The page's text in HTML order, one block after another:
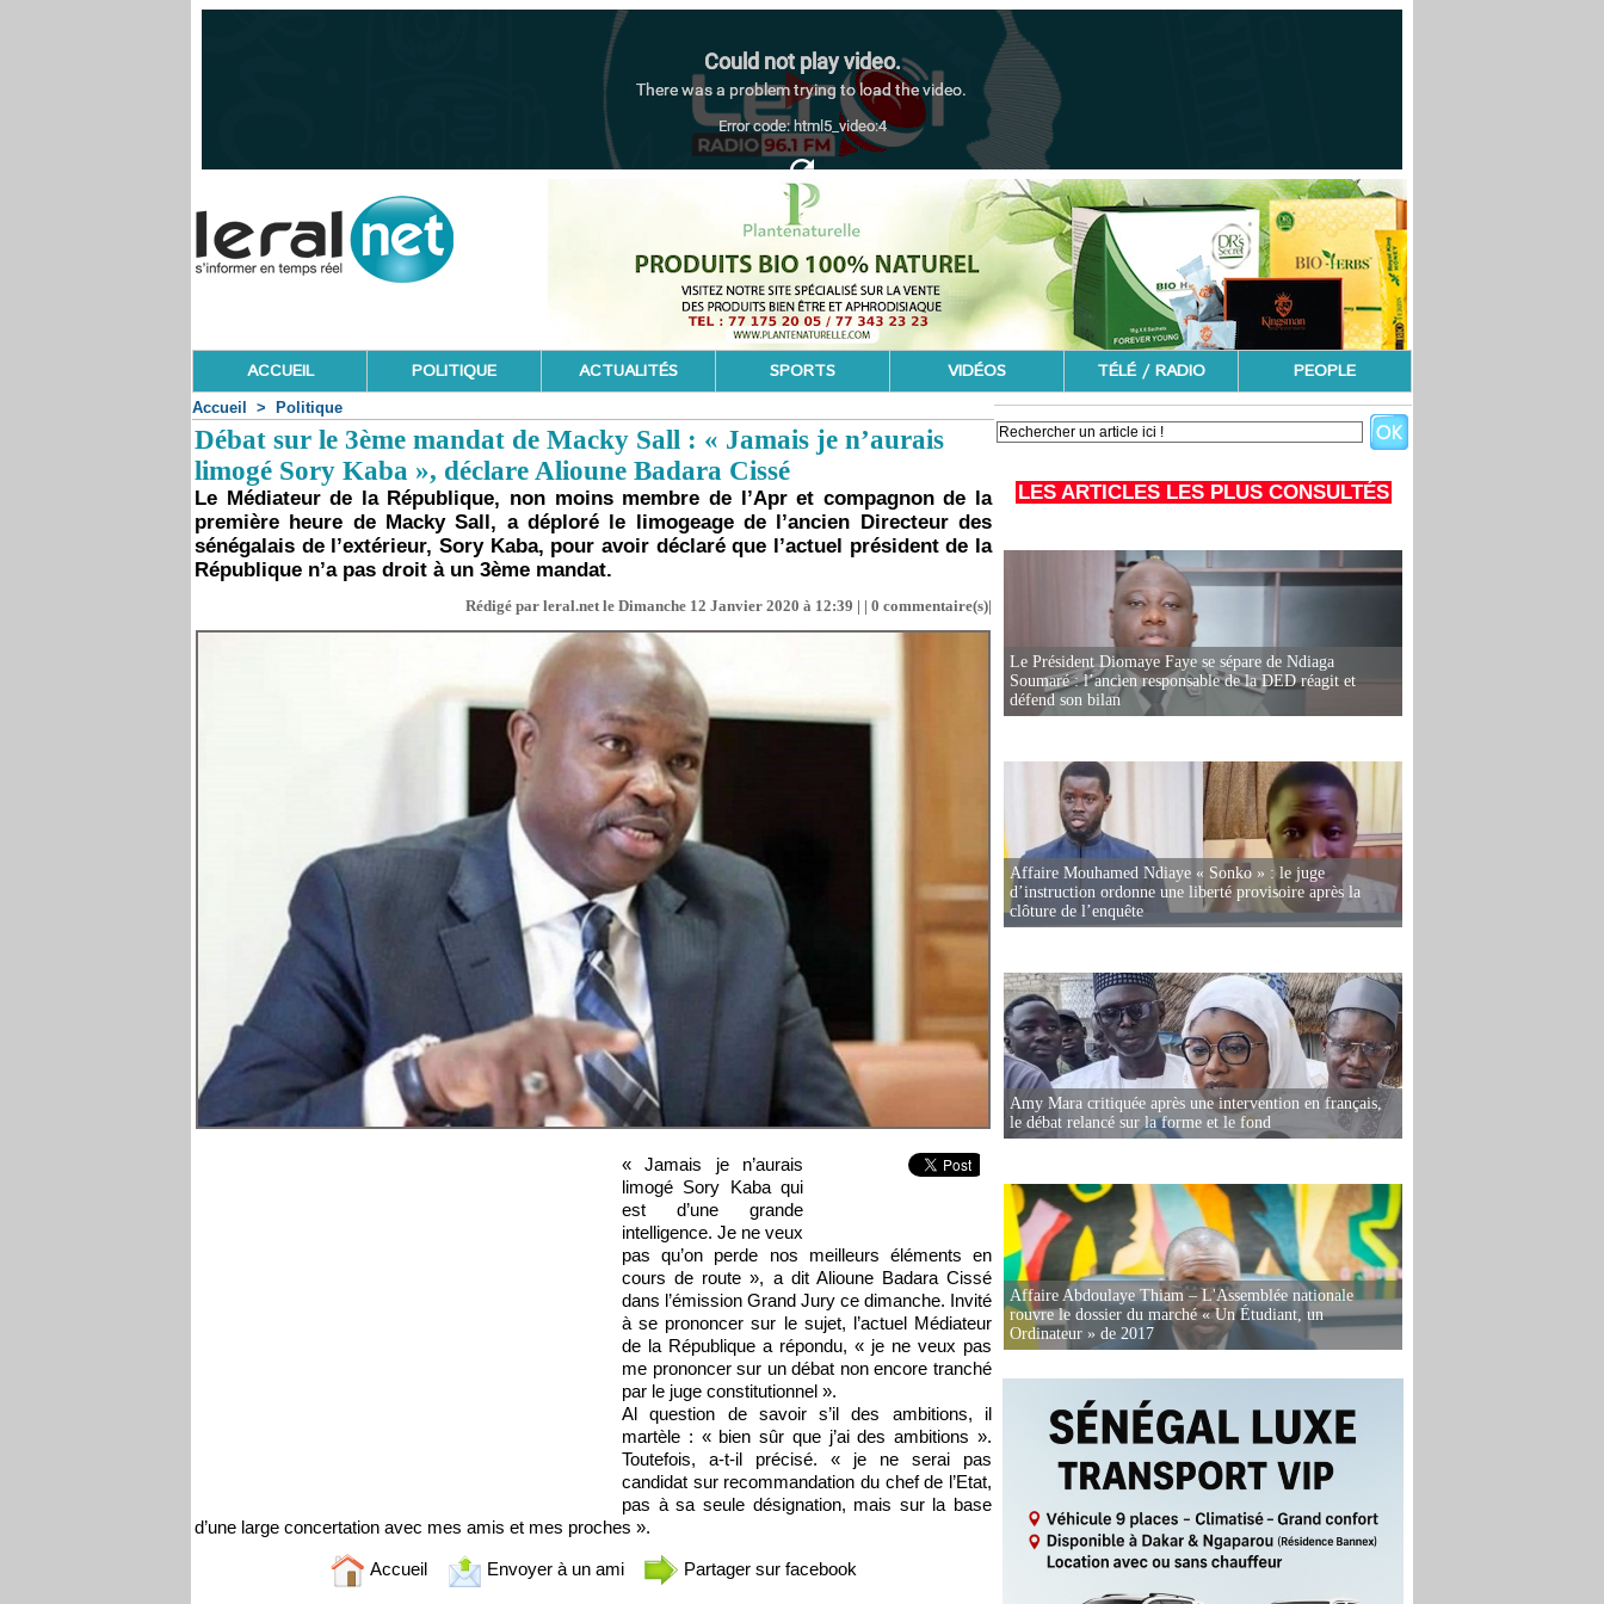
ACCUEIL POLITIQUE ACTUALITÉS SPORTS VIDÉOS TÉLÉ / RADIO PEOPLE
Accueil > Politique
Débat sur le 3ème mandat de Macky Sall : « Jamais je n’aurais
limogé Sory Kaba », déclare Alioune Badara Cissé
Le Médiateur de la République, non moins membre de l’Apr et compagnon de la
première heure de Macky Sall, a déploré le limogeage de l’ancien Directeur des
sénégalais de l’extérieur, Sory Kaba, pour avoir déclaré que l’actuel président de la
République n’a pas droit à un 3ème mandat.
Rédigé par leral.net le Dimanche 12 Janvier 2020 à 12:39 | | 0 commentaire(s)|
« Jamais je n’aurais
limogé Sory Kaba qui
est d’une grande
intelligence. Je ne veux
pas qu’on perde nos meilleurs éléments en
cours de route », a dit Alioune Badara Cissé
dans l’émission Grand Jury ce dimanche. Invité
à se prononcer sur le sujet, l’actuel Médiateur
de la République a répondu, « je ne veux pas
me prononcer sur un débat non encore tranché
par le juge constitutionnel ».
Al question de savoir s’il des ambitions, il
martèle : « bien sûr que j’ai des ambitions ».
Toutefois, a-t-il précisé. « je ne serai pas
candidat sur recommandation du chef de l’Etat,
pas à sa seule désignation, mais sur la base
d’une large concertation avec mes amis et mes proches ».
Accueil Envoyer à un ami Partager sur facebook
LES ARTICLES LES PLUS CONSULTÉS
Le Président Diomaye Faye se sépare de Ndiaga
Soumaré : l’ancien responsable de la DED réagit et
défend son bilan
Affaire Mouhamed Ndiaye « Sonko » : le juge
d’instruction ordonne une liberté provisoire après la
clôture de l’enquête
Amy Mara critiquée après une intervention en français,
le débat relancé sur la forme et le fond
Affaire Abdoulaye Thiam – L'Assemblée nationale
rouvre le dossier du marché « Un Étudiant, un
Ordinateur » de 2017